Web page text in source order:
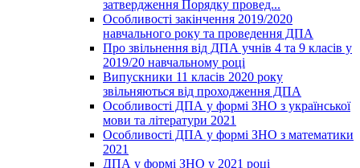
затвердження Порядку провед...
Особливості закінчення 2019/2020
навчального року та проведення ДПА
Про звільнення від ДПА учнів 4 та 9 класів у
2019/20 навчальному році
Випускники 11 класів 2020 року
звільняються від проходження ДПА
Особливості ДПА у формі ЗНО з української
мови та літератури 2021
Особливості ДПА у формі ЗНО з математики
2021
ДПА у формі ЗНО у 2021 році